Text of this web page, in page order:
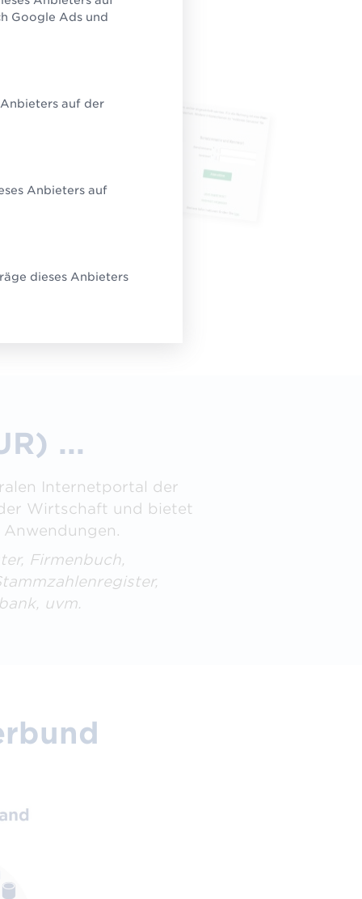
...
Internetportal der
Wirtschaft und bietet
Firmenbuch,
uvm.
Google Ads und
auf der
Anbieters auf
dieses Anbieters